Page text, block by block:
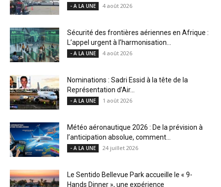
- A LA UNE 4 août 2026
Sécurité des frontières aériennes en Afrique :
L’appel urgent à l’harmonisation...
- A LA UNE 4 août 2026
Nominations : Sadri Essid à la tête de la
Représentation d’Air...
- A LA UNE 1 août 2026
Météo aéronautique 2026 : De la prévision à
l’anticipation absolue, comment...
- A LA UNE 24 juillet 2026
Le Sentido Bellevue Park accueille le « 9-
Hands Dinner », une expérience